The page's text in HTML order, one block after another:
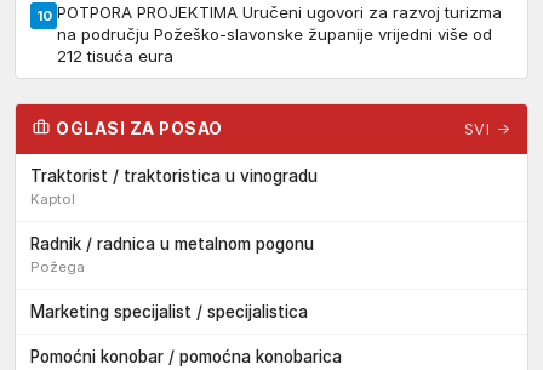
10 POTPORA PROJEKTIMA Uručeni ugovori za razvoj turizma
na području Požeško-slavonske županije vrijedni više od
212 tisuća eura
OGLASI ZA POSAO SVI →
Traktorist / traktoristica u vinogradu
Kaptol
Radnik / radnica u metalnom pogonu
Požega
Marketing specijalist / specijalistica
Pomoćni konobar / pomoćna konobarica